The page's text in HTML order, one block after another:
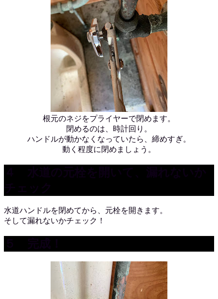
根元のネジをプライヤーで閉めます。
閉めるのは、時計回り。
ハンドルが動かなくなっていたら、締めすぎ。
動く程度に閉めましょう。
水道ハンドルを閉めてから、元栓を開きます。
そして漏れないかチェック！